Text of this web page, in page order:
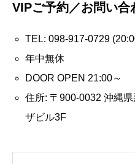
VIPご予約／お問い合
TEL: 098-917-0729
年中無休
DOOR OPEN 21:00～
住所: 〒900-0032 沖縄
ザビル3F